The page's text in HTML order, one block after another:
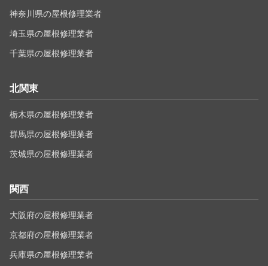
神奈川県の屋根修理業者
埼玉県の屋根修理業者
千葉県の屋根修理業者
北関東
栃木県の屋根修理業者
群馬県の屋根修理業者
茨城県の屋根修理業者
関西
大阪府の屋根修理業者
京都府の屋根修理業者
兵庫県の屋根修理業者